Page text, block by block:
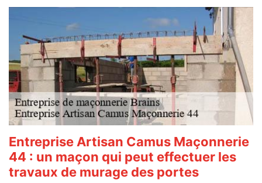
Entreprise Artisan Camus Maçonnerie
44 : un maçon qui peut effectuer les
travaux de murage des portes